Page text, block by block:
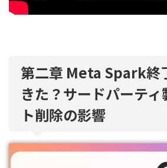
第二章 Meta Spark終
きた？サードパーティ
ト削除の影響